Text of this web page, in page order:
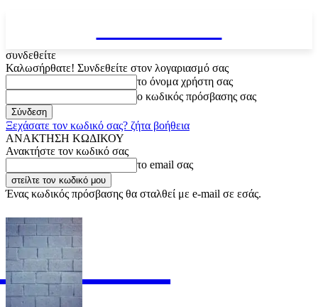
συνδεθείτε
Καλωσήρθατε! Συνδεθείτε στον λογαριασμό σας
το όνομα χρήστη σας
ο κωδικός πρόσβασης σας
Ξεχάσατε τον κωδικό σας? ζήτα βοήθεια
ΑΝΑΚΤΗΣΗ ΚΩΔΙΚΟΥ
Ανακτήστε τον κωδικό σας
το email σας
Ένας κωδικός πρόσβασης θα σταλθεί με e-mail σε εσάς.
OFFICIAL